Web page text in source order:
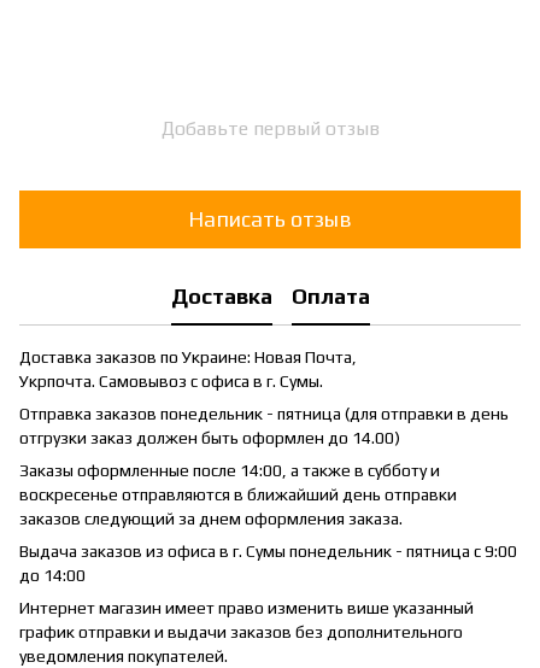
Добавьте первый отзыв
Написать отзыв
Доставка Оплата
Доставка заказов по Украине: Новая Почта,
Укрпочта. Самовывоз с офиса в г. Сумы.
Отправка заказов понедельник - пятница (для отправки в день
отгрузки заказ должен быть оформлен до 14.00)
Заказы оформленные после 14:00, а также в субботу и
воскресенье отправляются в ближайший день отправки
заказов следующий за днем оформления заказа.
Выдача заказов из офиса в г. Сумы понедельник - пятница с 9:00
до 14:00
Интернет магазин имеет право изменить више указанный
график отправки и выдачи заказов без дополнительного
уведомления покупателей.